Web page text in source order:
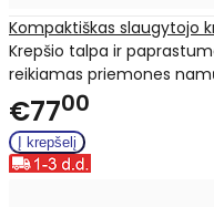
Kompaktiškas slaugytojo
Krepšio talpa ir
reikiamas priemones
€7700